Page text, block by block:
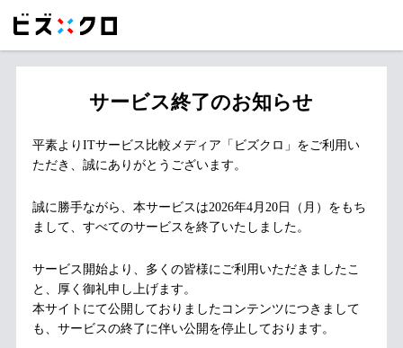
サービス終了のお知らせ
平素よりITサービス比較メディア「ビズクロ」をご利用い
ただき、誠にありがとうございます。
誠に勝手ながら、本サービスは2026年4月20日（月）をもち
まして、すべてのサービスを終了いたしました。
サービス開始より、多くの皆様にご利用いただきましたこ
と、厚く御礼申し上げます。
本サイトにて公開しておりましたコンテンツにつきまして
も、サービスの終了に伴い公開を停止しております。